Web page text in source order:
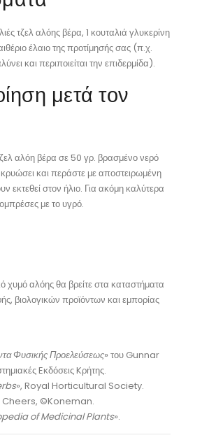
τζελ αλόης βέρα, 1 κουταλιά γλυκερίνη
έλαιο της προτίμησής σας (π.χ.
και περιποιείται την επιδερμίδα).
μετά τον
αλόη βέρα σε 50 γρ. βρασμένο νερό
και περάστε με αποστειρωμένη
εκτεθεί στον ήλιο. Για ακόμη καλύτερα
με το υγρό.
χυμό αλόης θα βρείτε στα καταστήματα
βιολογικών προϊόντων και εμπορίας
Φυσικής Προελεύσεως» του Gunnar
Eκδόσεις Kρήτης.
», Royal Horticultural Society.
Cheers, ©Koneman.
of Medicinal Plants».